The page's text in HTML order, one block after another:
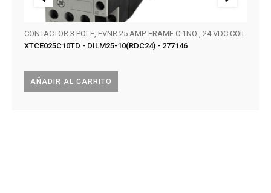
AÑADIR AL CARRITO
CONTACTOR 3 POLE, FVNR 25 AMP. FRAME C 1NO , 24 VDC COIL
XTCE025C10TD - DILM25-10(RDC24) - 277146